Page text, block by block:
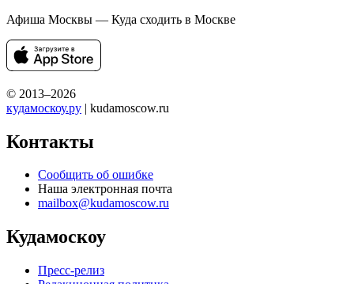
Афиша Москвы — Куда сходить в Москве
© 2013–2026
кудамоскоу.ру | kudamoscow.ru
Контакты
Сообщить об ошибке
Наша электронная почта
mailbox@kudamoscow.ru
Кудамоскоу
Пресс-релиз